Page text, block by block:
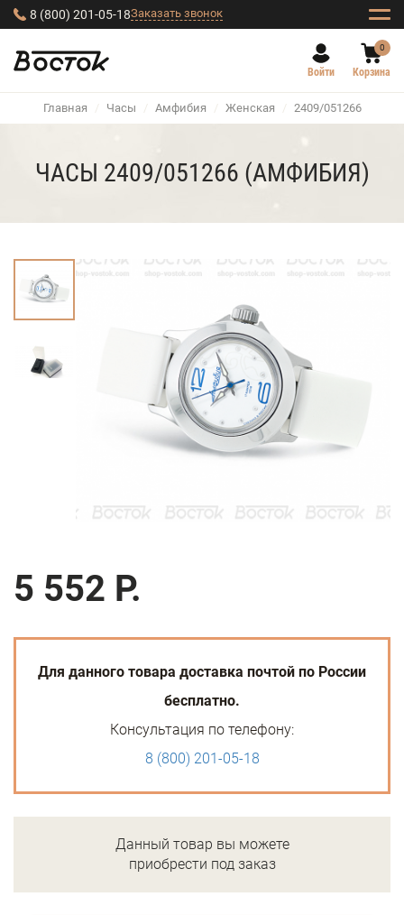
8 (800) 201-05-18Заказать звонок
Войти
0
Корзина
Главная / Часы / Амфибия / Женская / 2409/051266
ЧАСЫ 2409/051266 (АМФИБИЯ)
5 552 Р.
Для данного товара доставка почтой по России
бесплатно.
Консультация по телефону:
8 (800) 201-05-18
Данный товар вы можете
приобрести под заказ